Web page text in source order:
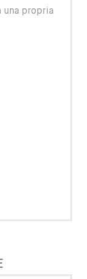
propria